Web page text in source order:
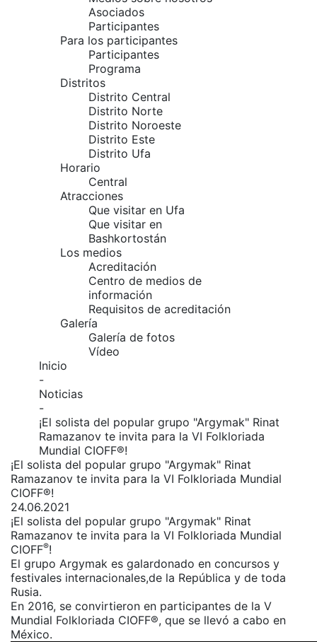
Asociados
Participantes
Para los participantes
Participantes
Programa
Distritos
Distrito Central
Distrito Norte
Distrito Noroeste
Distrito Este
Distrito Ufa
Horario
Central
Atracciones
Que visitar en Ufa
Que visitar en
Bashkortostán
Los medios
Acreditación
Centro de medios de
información
Requisitos de acreditación
Galería
Galería de fotos
Vídeo
Inicio
-
Noticias
-
¡El solista del popular grupo "Argymak" Rinat
Ramazanov te invita para la VI Folkloriada
Mundial CIOFF®!
¡El solista del popular grupo "Argymak" Rinat
Ramazanov te invita para la VI Folkloriada Mundial
CIOFF®!
24.06.2021
¡El solista del popular grupo "Argymak" Rinat
Ramazanov te invita para la VI Folkloriada Mundial
CIOFF®!
El grupo Argymak es galardonado en concursos y
festivales internacionales,de la República y de toda
Rusia.
En 2016, se convirtieron en participantes de la V
Mundial Folkloriada CIOFF®️, que se llevó a cabo en
México.